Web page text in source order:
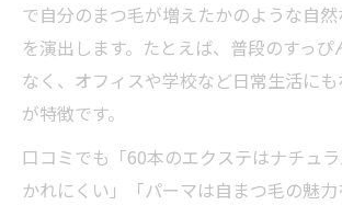
で自分のまつ毛が増えたかのような自
を演出します。たとえば、普段のすっぴ
なく、オフィスや学校など日常生活に
が特徴です。
口コミでも「60本のエクステはナチュ
かれにくい」「パーマは自まつ毛の魅